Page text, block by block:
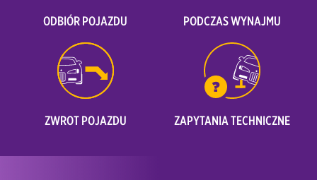
ODBIÓR POJAZDU PODCZAS WYNAJMU
ZWROT POJAZDU ZAPYTANIA TECHNICZNE